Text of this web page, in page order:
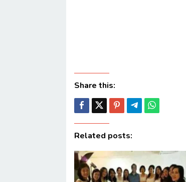
Share this:
Related posts: